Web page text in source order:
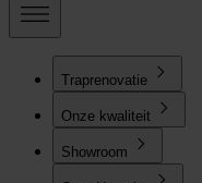
Traprenovatie
Onze kwaliteit
Showroom